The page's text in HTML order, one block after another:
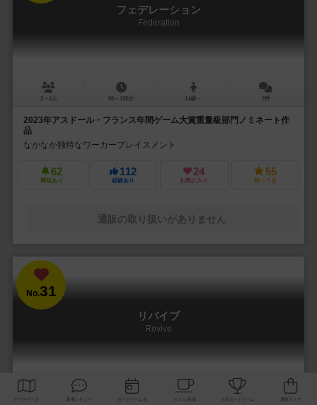
フェデレーション
Federation
2～4人 60～120分 14歳～ 2件
2023年アスドール・フランス年間ゲーム大賞重量級部門ノミネート作
品
なかなか独特なワーカープレイスメント
62
興味あり
112
経験あり
24
お気に入り
55
持ってる
通販の取り扱いがありません
No.31
リバイブ
Revive